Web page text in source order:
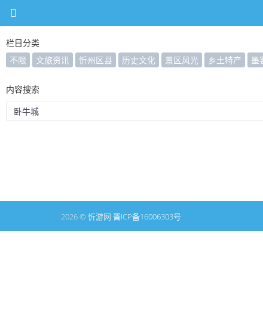
栏目分类
不限
文旅资讯 忻州区县 历史文化 景区风光 乡土特产 墨
内容搜索
2026 © 忻游网 晋ICP备16006303号